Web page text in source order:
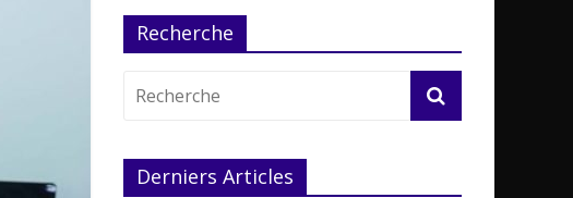
Recherche
Derniers Articles